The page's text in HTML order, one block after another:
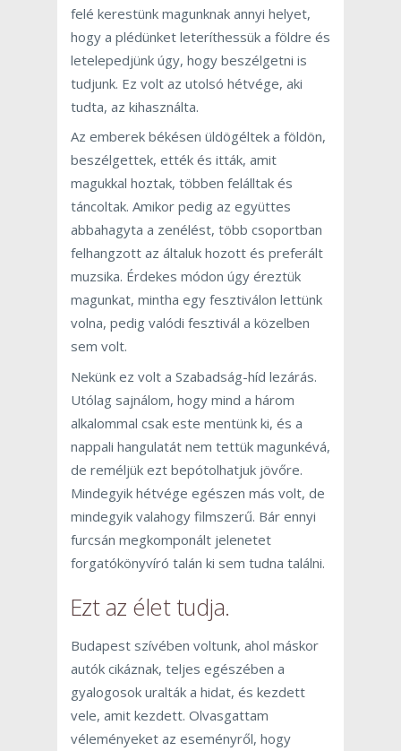
felé kerestünk magunknak annyi helyet,
hogy a plédünket leteríthessük a földre és
letelepedjünk úgy, hogy beszélgetni is
tudjunk. Ez volt az utolsó hétvége, aki
tudta, az kihasználta.
Az emberek békésen üldögéltek a földön,
beszélgettek, ették és itták, amit
magukkal hoztak, többen felálltak és
táncoltak. Amikor pedig az együttes
abbahagyta a zenélést, több csoportban
felhangzott az általuk hozott és preferált
muzsika. Érdekes módon úgy éreztük
magunkat, mintha egy fesztiválon lettünk
volna, pedig valódi fesztivál a közelben
sem volt.
Nekünk ez volt a Szabadság-híd lezárás.
Utólag sajnálom, hogy mind a három
alkalommal csak este mentünk ki, és a
nappali hangulatát nem tettük magunkévá,
de reméljük ezt bepótolhatjuk jövőre.
Mindegyik hétvége egészen más volt, de
mindegyik valahogy filmszerű. Bár ennyi
furcsán megkomponált jelenetet
forgatókönyvíró talán ki sem tudna találni.
Ezt az élet tudja.
Budapest szívében voltunk, ahol máskor
autók cikáznak, teljes egészében a
gyalogosok uralták a hidat, és kezdett
vele, amit kezdett. Olvasgattam
véleményeket az eseményről, hogy